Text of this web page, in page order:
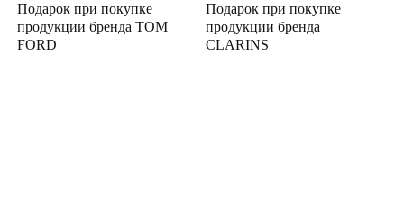
Подарок при покупке
продукции бренда TOM
FORD
Подарок при покупке
продукции бренда
CLARINS